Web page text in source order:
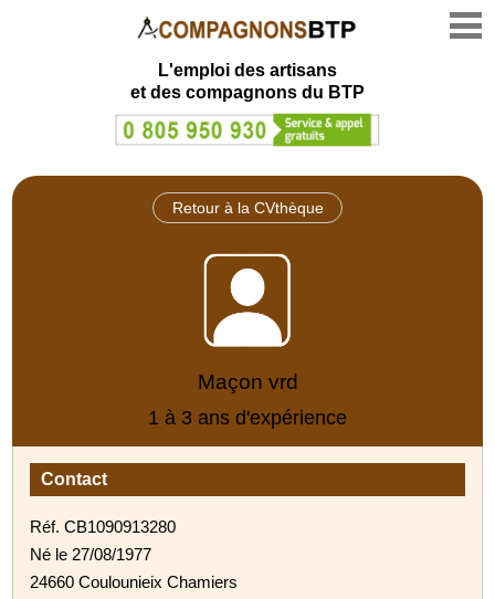
L'emploi des artisans
et des compagnons du BTP
Retour à la CVthèque
Maçon vrd
1 à 3 ans d'expérience
Contact
Réf. CB1090913280
Né le 27/08/1977
24660 Coulounieix Chamiers